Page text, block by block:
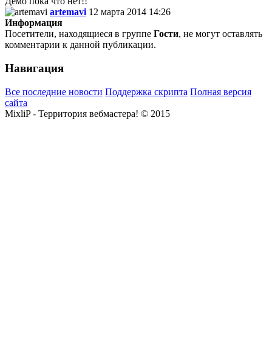
artemavi 12 марта 2014 14:26
Информация
Посетители, находящиеся в группе Гости, не могут оставлять
комментарии к данной публикации.
Навигация
Все последние новости Поддержка скрипта Полная версия
сайта
MixliP - Территория вебмастера! © 2015